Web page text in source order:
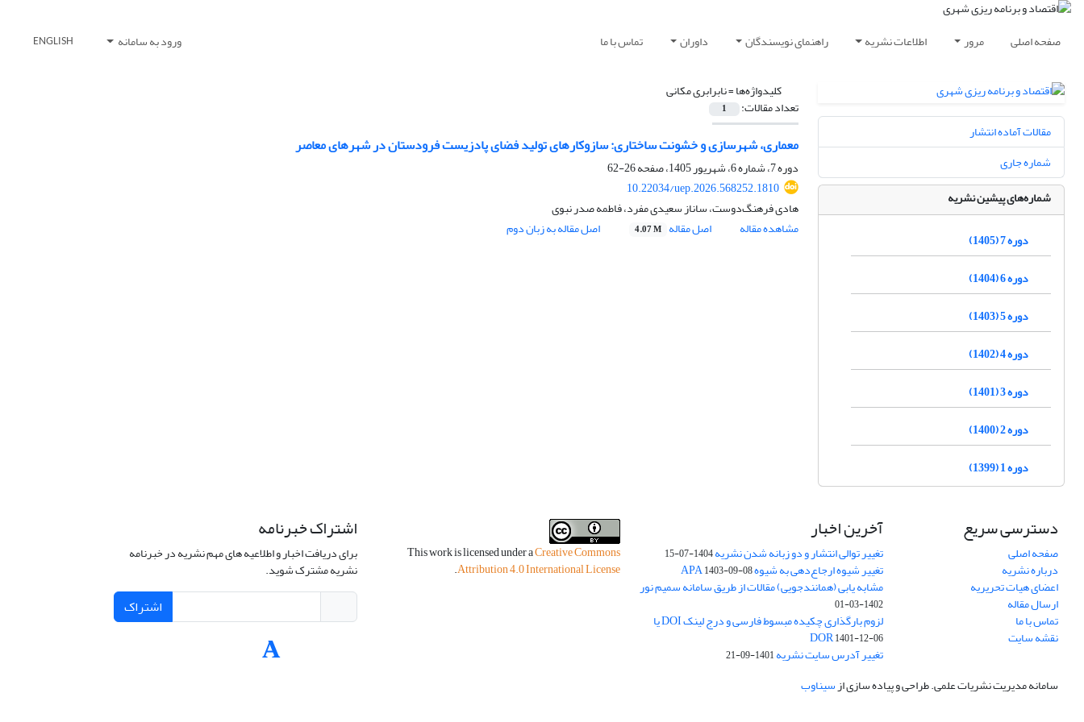
صفحه اصلی مرور اطلاعات نشریه راهنمای نویسندگان داوران تماس با ما ورود به سامانه ENGLISH
کلیدواژه‌ها =نابرابری مکانی
تعداد مقالات: 1
معماری، شهرسازی و خشونت ساختاری: سازوکارهای تولید فضای پادزیست فرودستان در شهرهای معاصر
دوره 7، شماره 6، شهریور 1405، صفحه
26-62
10.22034/uep.2026.568252.1810
هادی فرهنگ‌دوست، ساناز سعیدی مفرد، فاطمه صدر نبوی
مشاهده مقاله
اصل مقاله 4.07 M اصل مقاله به زبان دوم
مقالات آماده انتشار
شماره جاری
شماره‌های پیشین نشریه
دوره 7 (1405)
دوره 6 (1404)
دوره 5 (1403)
دوره 4 (1402)
دوره 3 (1401)
دوره 2 (1400)
دوره 1 (1399)
دسترسی سریع
صفحه اصلی
درباره نشریه
اعضای هیات تحریریه
ارسال مقاله
تماس با ما
نقشه سایت
آخرین اخبار
تغییر توالی انتشار و دو زبانه شدن نشریه1404-07-15
تغییر شیوه ارجاع‌دهی به شیوه APA1403-09-08
مشابه یابی (همانندجویی) مقالات از طریق سامانه سمیم نور
1402-03-01
لزوم بارگذاری چکیده مبسوط فارسی و درج لینک DOI یا
DOR1401-12-06
تغییر آدرس سایت نشریه1401-09-21
This work is licensed under aCreative Commons
Attribution 4.0 International License
.
اشتراک خبرنامه
برای دریافت اخبار و اطلاعیه های مهم نشریه در خبرنامه
نشریه مشترک شوید.
اشتراک
سامانه مدیریت نشریات علمی.طراحی و پیاده سازی ازسیناوب